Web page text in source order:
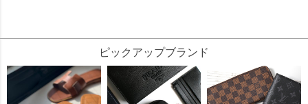
ピックアップブランド